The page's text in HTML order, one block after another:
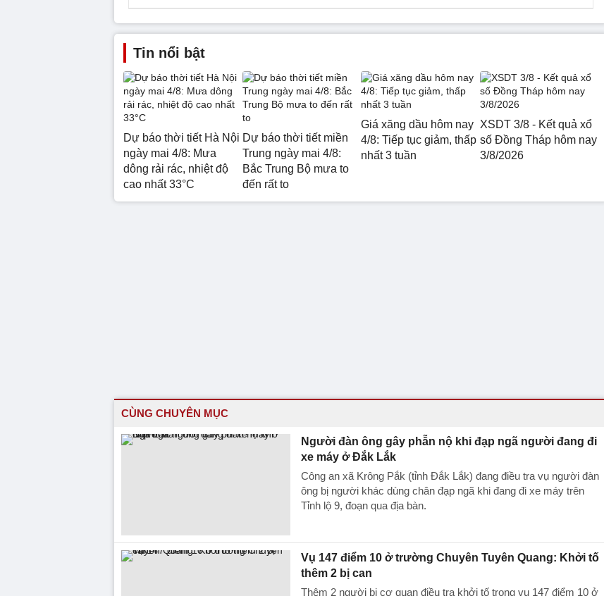
Tin nổi bật
Dự báo thời tiết Hà Nội
ngày mai 4/8: Mưa
dông rải rác, nhiệt độ
cao nhất 33°C
Dự báo thời tiết miền
Trung ngày mai 4/8:
Bắc Trung Bộ mưa to
đến rất to
Giá xăng dầu hôm nay
4/8: Tiếp tục giảm, thấp
nhất 3 tuần
XSDT 3/8 - Kết quả xổ
số Đồng Tháp hôm nay
3/8/2026
CÙNG CHUYÊN MỤC
Người đàn ông gây phẫn nộ khi đạp ngã người đang đi
xe máy ở Đắk Lắk
Công an xã Krông Pắk (tỉnh Đắk Lắk) đang điều tra vụ người đàn
ông bị người khác dùng chân đạp ngã khi đang đi xe máy trên
Tỉnh lộ 9, đoạn qua địa bàn.
Vụ 147 điểm 10 ở trường Chuyên Tuyên Quang: Khởi tố
thêm 2 bị can
Thêm 2 người bị cơ quan điều tra khởi tố trong vụ 147 điểm 10 ở